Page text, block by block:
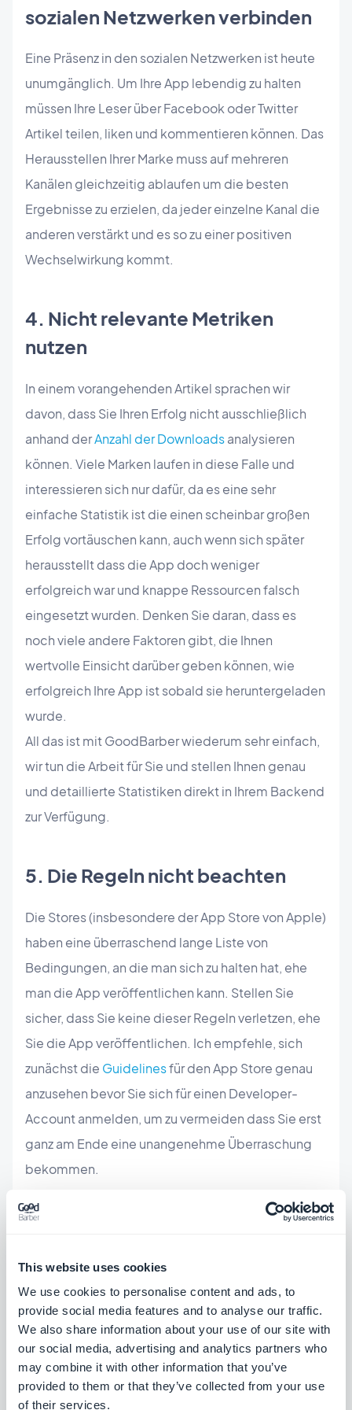
This website uses cookies
We use cookies to personalise content and ads, to
provide social media features and to analyse our traffic.
We also share information about your use of our site with
our social media, advertising and analytics partners who
may combine it with other information that you’ve
provided to them or that they’ve collected from your use
of their services.
sozialen Netzwerken verbinden
Eine Präsenz in den sozialen Netzwerken ist heute
unumgänglich. Um Ihre App lebendig zu halten
müssen Ihre Leser über Facebook oder Twitter
Artikel teilen, liken und kommentieren können. Das
Herausstellen Ihrer Marke muss auf mehreren
Kanälen gleichzeitig ablaufen um die besten
Ergebnisse zu erzielen, da jeder einzelne Kanal die
anderen verstärkt und es so zu einer positiven
Wechselwirkung kommt.
4. Nicht relevante Metriken
nutzen
In einem vorangehenden Artikel sprachen wir
davon, dass Sie Ihren Erfolg nicht ausschließlich
anhand derAnzahl der Downloadsanalysieren
können. Viele Marken laufen in diese Falle und
interessieren sich nur dafür, da es eine sehr
einfache Statistik ist die einen scheinbar großen
Erfolg vortäuschen kann, auch wenn sich später
herausstellt dass die App doch weniger
erfolgreich war und knappe Ressourcen falsch
eingesetzt wurden. Denken Sie daran, dass es
noch viele andere Faktoren gibt, die Ihnen
wertvolle Einsicht darüber geben können, wie
erfolgreich Ihre App ist sobald sie heruntergeladen
wurde.
All das ist mit GoodBarber wiederum sehr einfach,
wir tun die Arbeit für Sie und stellen Ihnen genau
und detaillierte Statistiken direkt in Ihrem Backend
zur Verfügung.
5. Die Regeln nicht beachten
Die Stores (insbesondere der App Store von Apple)
haben eine überraschend lange Liste von
Bedingungen, an die man sich zu halten hat, ehe
man die App veröffentlichen kann. Stellen Sie
sicher, dass Sie keine dieser Regeln verletzen, ehe
Sie die App veröffentlichen. Ich empfehle, sich
zunächst die Guidelinesfür den App Store genau
anzusehen bevor Sie sich für einen Developer-
Account anmelden, um zu vermeiden dass Sie erst
ganz am Ende eine unangenehme Überraschung
bekommen.
6. Nicht-einhalten Ihrer
Auch wenn es offensichtlich erscheint, passiert
vielen dieser Fehler. Vergessen Sie nicht, dass Ihre
App die Identität Ihrer Marke wiedergeben muss,
auch wenn Sie das Design ändern müssen um es an
die Darstellung auf einem mobilen Gerät